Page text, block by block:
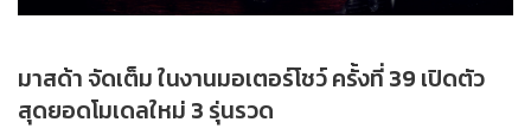
มาสด้า จัดเต็ม ในงานมอเตอร์โชว์ ครั้งที่ 39 เปิดตัว
สุดยอดโมเดลใหม่ 3 รุ่นรวด